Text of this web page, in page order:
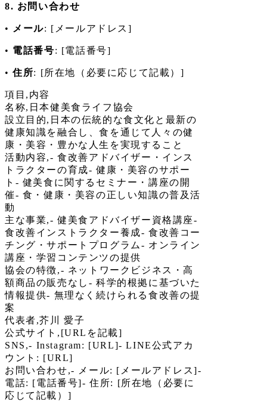
8. お問い合わせ
• メール: [メールアドレス]
• 電話番号: [電話番号]
•住所: [所在地（必要に応じて記載）]
項目,内容
名称,日本健美食ライフ協会
設立目的,日本の伝統的な食文化と最新の
健康知識を融合し、食を通じて人々の健
康・美容・豊かな人生を実現すること
活動内容,- 食改善アドバイザー・インス
トラクターの育成- 健康・美容のサポー
ト- 健美食に関するセミナー・講座の開
催- 食・健康・美容の正しい知識の普及活
動
主な事業,- 健美食アドバイザー資格講座-
食改善インストラクター養成- 食改善コー
チング・サポートプログラム- オンライン
講座・学習コンテンツの提供
協会の特徴,- ネットワークビジネス・高
額商品の販売なし- 科学的根拠に基づいた
情報提供- 無理なく続けられる食改善の提
案
代表者,芥川 愛子
公式サイト,[URLを記載]
SNS,- Instagram: [URL]- LINE公式アカ
ウント: [URL]
お問い合わせ,- メール: [メールアドレス]-
電話: [電話番号]- 住所: [所在地（必要に
応じて記載）]